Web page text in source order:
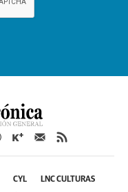
CYL LNC CULTURAS